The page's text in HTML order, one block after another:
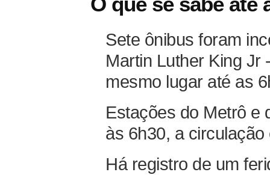
Sete ônibus foram
Martin Luther King Jr
mesmo lugar até as
Estações do Metrô e
às 6h30, a circulação
Há registro de um